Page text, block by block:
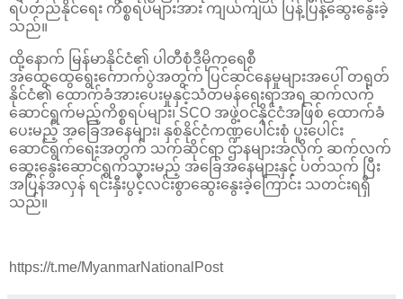
ရပ်တည်နိုင်ရေး ကိစ္စရပ်များအား ကျယ်ကျယ် ပြန့်ပြန့်ဆွေးနွေးခဲ့
သည်။
ထို့နောက် မြန်မာနိုင်ငံ၏ ပါတီစုံဒီမိုကရေစီ
အထွေထွေရွေးကောက်ပွဲအတွက် ပြင်ဆင်နေမှုများအပေါ် တရုတ်
နိုင်ငံ၏ ထောက်ခံအားပေးမှုနှင့်သံတမန်ရေးရာအရ ဆက်လက်
ဆောင်ရွက်မည့်ကိစ္စရပ်များ၊ SCO အဖွဲ့ဝင်နိုင်ငံအဖြစ် ထောက်ခံ
ပေးမည့် အခြေအနေများ၊ နှစ်နိုင်ငံကဏ္ဍပေါင်းစုံ ပူးပေါင်း
ဆောင်ရွက်ရေးအတွက် သက်ဆိုင်ရာ ဌာနများအလိုက် ဆက်လက်
ဆွေးနွေးဆောင်ရွက်သွားမည့် အခြေအနေများနှင့် ပတ်သက် ပြီး
အပြန်အလှန် ရင်းနှီးပွင့်လင်းစွာဆွေးနွေးခဲ့ကြောင်း သတင်းရရှိ
သည်။
https://t.me/MyanmarNationalPost